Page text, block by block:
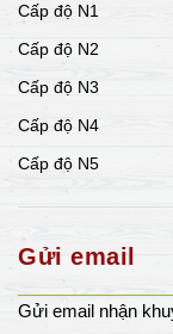
Cấp độ N1
Cấp độ N2
Cấp độ N3
Cấp độ N4
Cấp độ N5
Gửi email
Gửi email nhận